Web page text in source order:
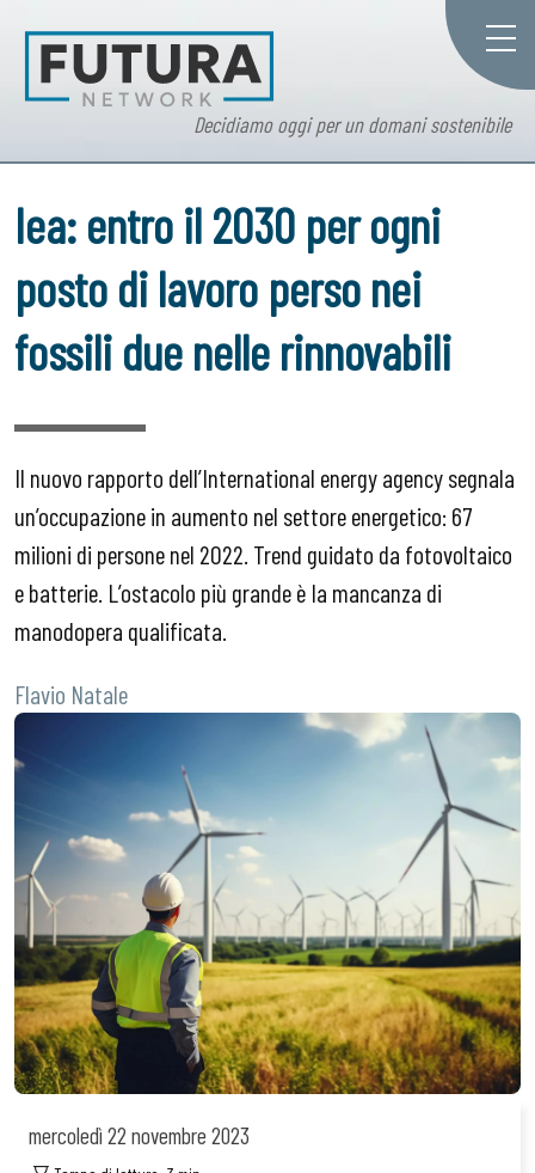
Decidiamo oggi per un domani sostenibile
Iea: entro il 2030 per ogni
posto di lavoro perso nei
fossili due nelle rinnovabili
Il nuovo rapporto dell’International energy agency segnala
un’occupazione in aumento nel settore energetico: 67
milioni di persone nel 2022. Trend guidato da fotovoltaico
e batterie. L’ostacolo più grande è la mancanza di
manodopera qualificata.
Flavio Natale
mercoledì 22 novembre 2023